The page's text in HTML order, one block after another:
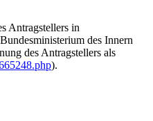
Antragstellers in
des Innern
des Antragstellers als
).